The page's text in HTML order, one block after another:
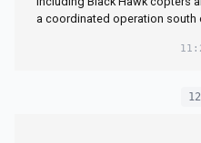
a coordinated operation south